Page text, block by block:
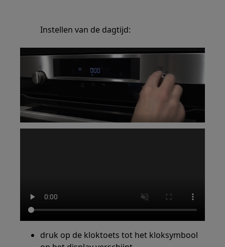
Instellen van de dagtijd:
druk op de kloktoets tot het kloksymbool